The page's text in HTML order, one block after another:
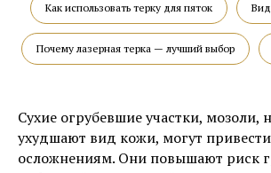
Как использовать терку для пяток
Почему лазерная терка — лучший выбор
Сухие огрубевшие участки, мозоли,
ухудшают вид кожи, могут
осложнениям. Они повышают риск